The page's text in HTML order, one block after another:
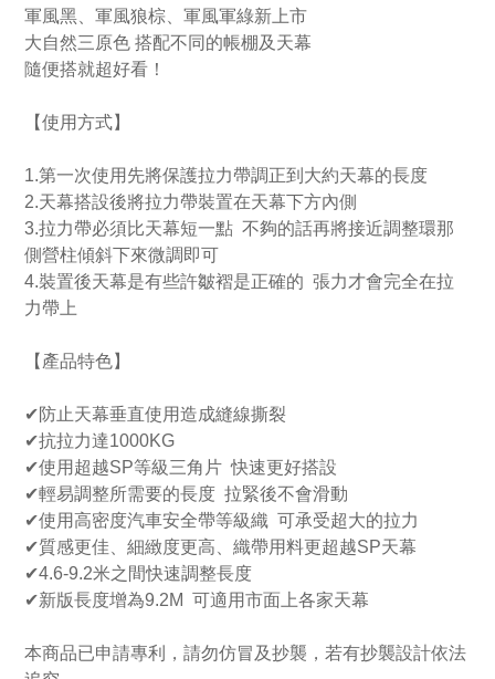
軍風黑、軍風狼棕、軍風軍綠新上市
大自然三原色 搭配不同的帳棚及天幕
隨便搭就超好看！
【使用方式】
1.第一次使用先將保護拉力帶調正到大約天幕的長度
2.天幕搭設後將拉力帶裝置在天幕下方內側
3.拉力帶必須比天幕短一點 不夠的話再將接近調整環那
側營柱傾斜下來微調即可
4.裝置後天幕是有些許皺褶是正確的 張力才會完全在拉
力帶上
【產品特色】
✔防止天幕垂直使用造成縫線撕裂
✔抗拉力達1000KG
✔使用超越SP等級三角片 快速更好搭設
✔輕易調整所需要的長度 拉緊後不會滑動
✔使用高密度汽車安全帶等級織 可承受超大的拉力
✔質感更佳、細緻度更高、織帶用料更超越SP天幕
✔4.6-9.2米之間快速調整長度
✔新版長度增為9.2M 可適用市面上各家天幕
本商品已申請專利，請勿仿冒及抄襲，若有抄襲設計依法